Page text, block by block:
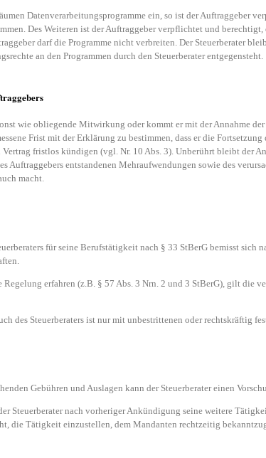
Datenverarbeitungsprogramme ein, so ist der Auftraggeber
Des Weiteren ist der Auftraggeber verpflichtet und
darf die Programme nicht verbreiten. Der Steuerberater
an den Programmen durch den Steuerberater entgegensteht.
wie obliegende Mitwirkung oder kommt er mit der Annahme
Frist mit der Erklärung zu bestimmen, dass er die
fristlos kündigen (vgl. Nr. 10 Abs. 3). Unberührt bleibt der
Auftraggebers entstandenen Mehraufwendungen sowie des
macht.
für seine Berufstätigkeit nach § 33 StBerG bemisst sich
erfahren (z.B. § 57 Abs. 3 Nrn. 2 und 3 StBerG), gilt die
des Steuerberaters ist nur mit unbestrittenen oder rechtskräftig
Gebühren und Auslagen kann der Steuerberater einen
Steuerberater nach vorheriger Ankündigung seine weitere
die Tätigkeit einzustellen, dem Mandanten rechtzeitig